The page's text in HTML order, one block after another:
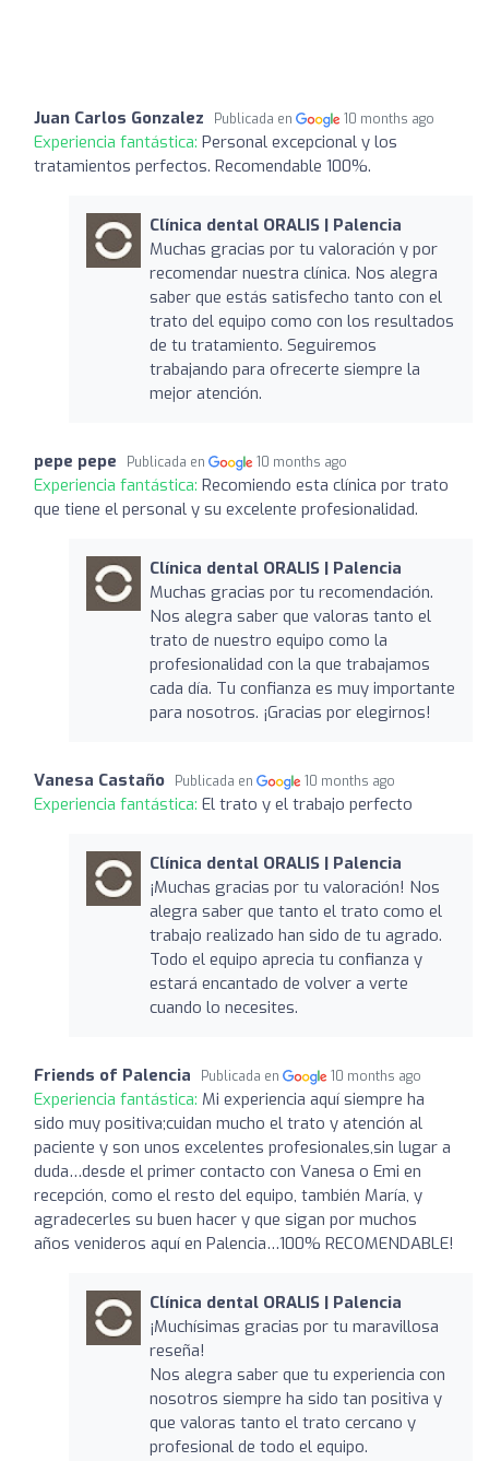
Juan Carlos Gonzalez Publicada en 10 months ago
Experiencia fantástica: Personal excepcional y los
tratamientos perfectos. Recomendable 100%.
Clínica dental ORALIS | Palencia
Muchas gracias por tu valoración y por
recomendar nuestra clínica. Nos alegra
saber que estás satisfecho tanto con el
trato del equipo como con los resultados
de tu tratamiento. Seguiremos
trabajando para ofrecerte siempre la
mejor atención.
pepe pepe Publicada en 10 months ago
Experiencia fantástica: Recomiendo esta clínica por trato
que tiene el personal y su excelente profesionalidad.
Clínica dental ORALIS | Palencia
Muchas gracias por tu recomendación.
Nos alegra saber que valoras tanto el
trato de nuestro equipo como la
profesionalidad con la que trabajamos
cada día. Tu confianza es muy importante
para nosotros. ¡Gracias por elegirnos!
Vanesa Castaño Publicada en 10 months ago
Experiencia fantástica: El trato y el trabajo perfecto
Clínica dental ORALIS | Palencia
¡Muchas gracias por tu valoración! Nos
alegra saber que tanto el trato como el
trabajo realizado han sido de tu agrado.
Todo el equipo aprecia tu confianza y
estará encantado de volver a verte
cuando lo necesites.
Friends of Palencia Publicada en 10 months ago
Experiencia fantástica: Mi experiencia aquí siempre ha
sido muy positiva;cuidan mucho el trato y atención al
paciente y son unos excelentes profesionales,sin lugar a
duda…desde el primer contacto con Vanesa o Emi en
recepción, como el resto del equipo, también María, y
agradecerles su buen hacer y que sigan por muchos
años venideros aquí en Palencia…100% RECOMENDABLE!
Clínica dental ORALIS | Palencia
¡Muchísimas gracias por tu maravillosa
reseña!
Nos alegra saber que tu experiencia con
nosotros siempre ha sido tan positiva y
que valoras tanto el trato cercano y
profesional de todo el equipo.